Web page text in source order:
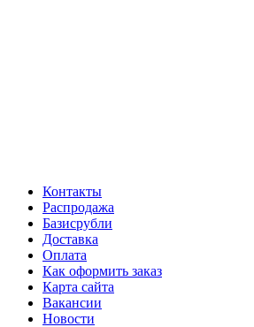
Контакты
Распродажа
Базисрубли
Доставка
Оплата
Как оформить заказ
Карта сайта
Вакансии
Новости